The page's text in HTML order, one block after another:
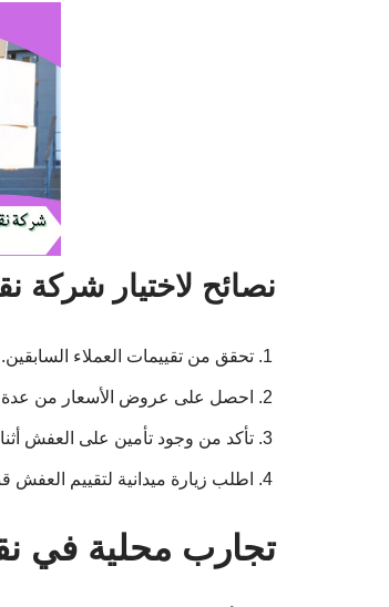
نصائح لاختيار شركة
تحقق من تقييمات العملاء السابقين.
احصل على عروض الأسعار من
تأكد من وجود تأمين على العفش
اطلب زيارة ميدانية لتقييم العفش
تجارب محلية في